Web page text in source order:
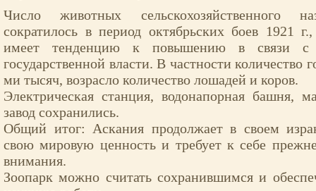
Число животных сельскохозяйственного
сократилось в период октябрьских боев 1921
имеет тенденцию к повышению в связи с
государственной власти. В частности количество
ми тысяч, возрасло количество лошадей и коров.
Электрическая станция, водонапорная башня,
завод сохранились.
Общий итог: Аскания продолжает в своем
свою мировую ценность и требует к себе
внимания.
Зоопарк можно считать сохранившимся и